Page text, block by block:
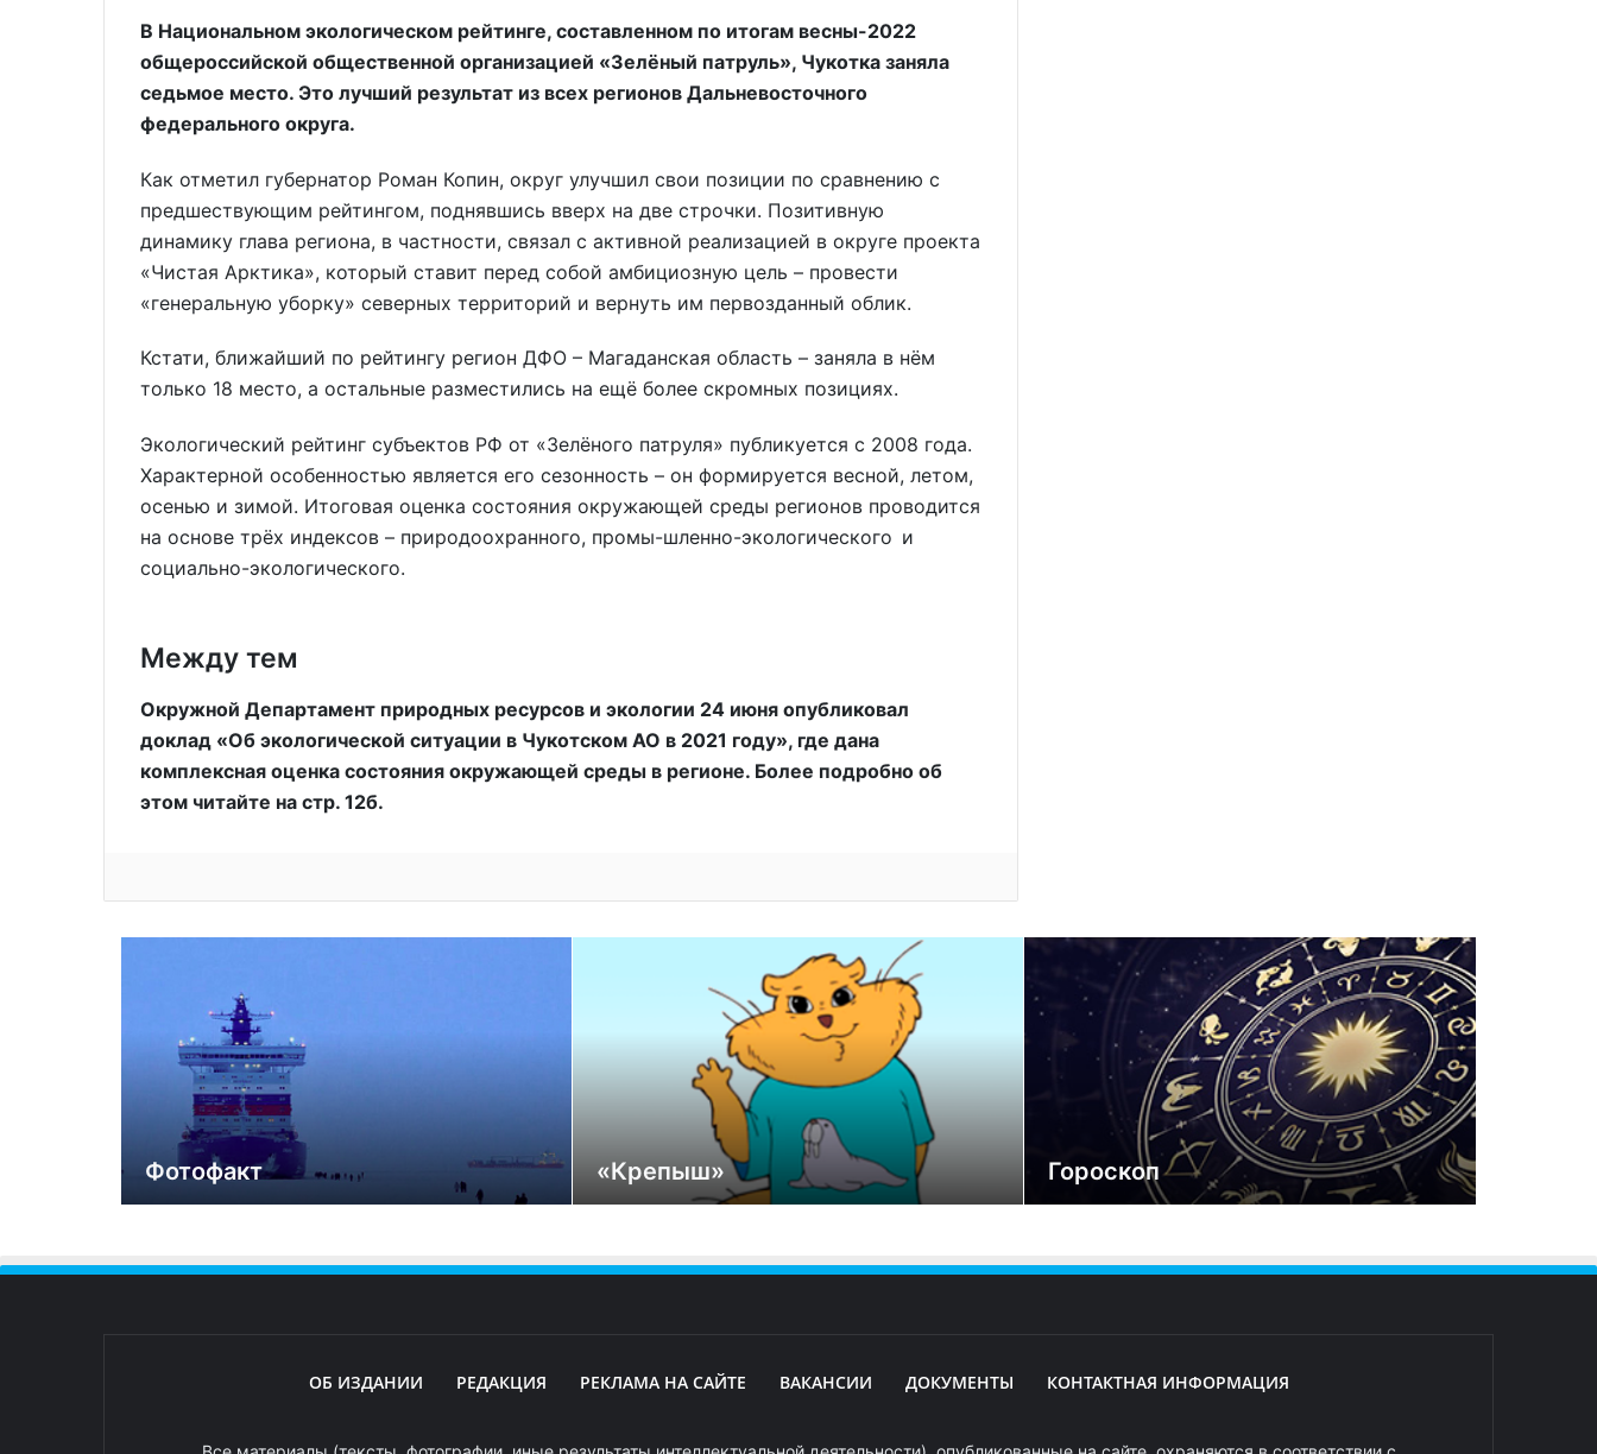
В Национальном экологическом рейтинге, составленном по итогам весны-2022
общероссийской общественной организацией «Зелёный патруль», Чукотка заняла
седьмое место. Это лучший результат из всех регионов Дальневосточного
федерального округа.
Как отметил губернатор Роман Копин, округ улучшил свои позиции по сравнению с
предшествующим рейтингом, поднявшись вверх на две строчки. Позитивную
динамику глава региона, в частности, связал с активной реализацией в округе проекта
«Чистая Арктика», который ставит перед собой амбициозную цель – провести
«генеральную уборку» северных территорий и вернуть им первозданный облик.
Кстати, ближайший по рейтингу регион ДФО – Магаданская область – заняла в нём
только 18 место, а остальные разместились на ещё более скромных позициях.
Экологический рейтинг субъектов РФ от «Зелёного патруля» публикуется с 2008 года.
Характерной особенностью является его сезонность – он формируется весной, летом,
осенью и зимой. Итоговая оценка состояния окружающей среды регионов проводится
на основе трёх индексов – природоохранного, промы-шленно-экологического и
социально-экологического.
Между тем
Окружной Департамент природных ресурсов и экологии 24 июня опубликовал
доклад «Об экологической ситуации в Чукотском АО в 2021 году», где дана
комплексная оценка состояния окружающей среды в регионе. Более подробно об
этом читайте на стр. 12б.
Фотофакт «Крепыш» Гороскоп
ОБ ИЗДАНИИ РЕДАКЦИЯ РЕКЛАМА НА САЙТЕ ВАКАНСИИ ДОКУМЕНТЫ КОНТАКТНАЯ ИНФОРМАЦИЯ